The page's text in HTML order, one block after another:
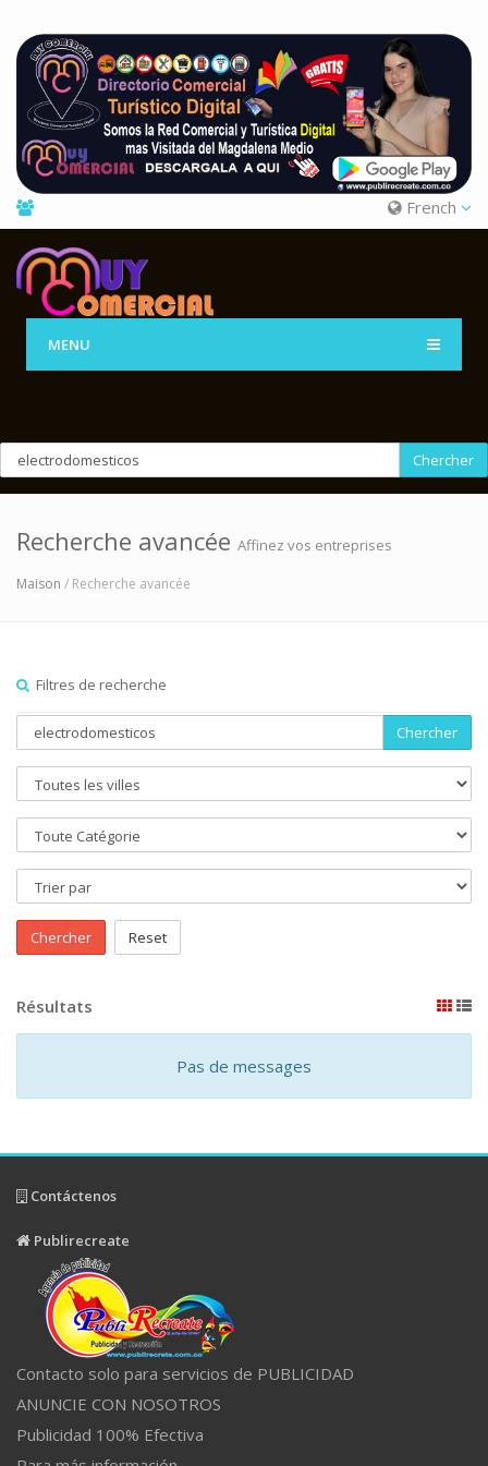
French
MENU
Chercher
Recherche avancée Affinez vos entreprises
Maison / Recherche avancée
Filtres de recherche
Chercher
Chercher Reset
Résultats
Pas de messages
Contáctenos
Publirecreate
Contacto solo para servicios de PUBLICIDAD
ANUNCIE CON NOSOTROS
Publicidad 100% Efectiva